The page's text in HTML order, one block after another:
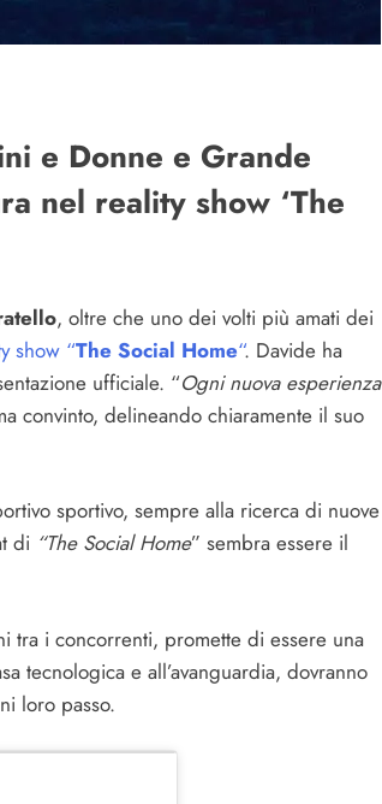
e Donne e Grande
nel reality show ‘The
, oltre che uno dei volti più amati dei
show “The Social Home“. Davide ha
ufficiale. “Ogni nuova esperienza
convinto, delineando chiaramente il suo
sportivo, sempre alla ricerca di nuove
di “The Social Home” sembra essere il
tra i concorrenti, promette di essere una
tecnologica e all’avanguardia, dovranno
loro passo.